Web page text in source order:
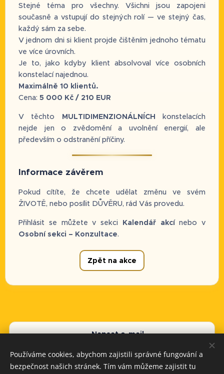
Stejné téma pro všechny. Všichni jsou zapojeni
současně a vstupují do stejných rolí — ve stejný čas,
každý sám za sebe.
V jednom dni si klient projde čištěním jednoho tématu
ve více úrovních.
Je to, jako kdyby klient absolvoval více osobních
konstelací najednou.
Maximálně 10 klientů.
Cena: 5 000 Kč / 210 EUR
V těchto MULTIDIMENZIONÁLNÍCH konstelacích
nejde jen o zvědomění a uvolnění energií, ale
především o odstranění příčiny.
Informace závěrem
Pokud cítíte, že chcete udělat změnu ve svém
ŽIVOTĚ, nebo posílit DŮVĚRU, rád Vás provedu.
Přihlásit se můžete v sekci Kalendář akcínebo v
Osobní sekci – Konzultace.
Zpět na akce
✉️ Napsat e-mail
📞 Zavolat: +420 608 981 204
Používáme cookies, abychom zajistili správné fungování a
bezpečnost našich stránek. Tím vám můžeme zajistit tu